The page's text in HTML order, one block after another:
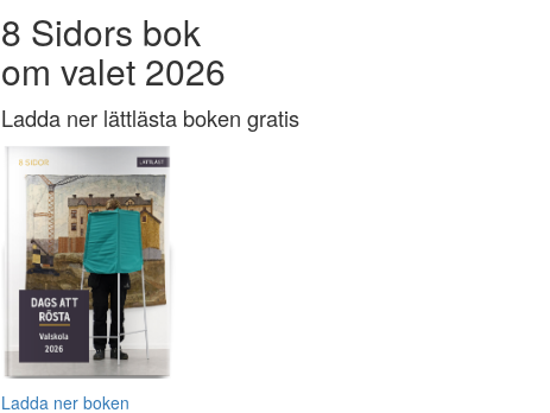
8 Sidors bok
om valet 2026
Ladda ner lättlästa boken gratis
Ladda ner boken